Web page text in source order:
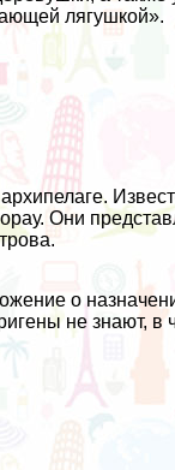
лягушкой».
Они
о
не знают, в